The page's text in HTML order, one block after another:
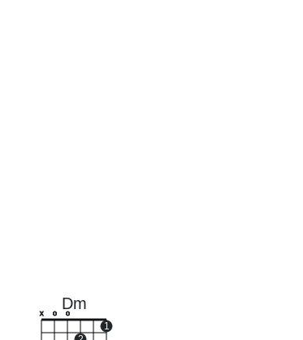
Dm
x o o
1